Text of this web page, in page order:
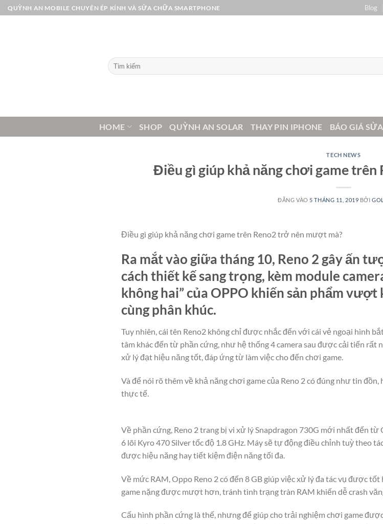
Bỏ
qua
QUỲNH AN MOBILE CHUYÊN ÉP KÍNH VÀ SỬA CHỮA SMARTPHONE Blog
Tìm
kiếm:
HOME SHOP QUỲNH AN SOLAR THAY PIN IPHONE BÁO GIÁ
TECH NEWS
Điều gì giúp khả năng chơi game
ĐĂNG VÀO 5 THÁNG 11, 2019 BỞI
Điều gì giúp khả năng chơi game trên Reno2 trở nên mượt mà?
Ra mắt vào giữa tháng 10, Reno 2 gây ấn
cách thiết kế sang trọng, kèm module
không hai” của OPPO khiến sản phẩm
cùng phân khúc.
Tuy nhiên, cái tên Reno2 không chỉ được nhắc đến với cái vẻ ngoại hình
tâm khác đến từ phần cứng, như hệ thống 4 camera sau được cải tiến
xử lý đạt hiệu năng tốt, đáp ứng từ làm việc cho đến chơi game.
Và để nói rõ thêm về khả năng chơi game của Reno 2 có đúng như tin
thực tế.
Về phần cứng, Reno 2 trang bị vi xử lý Snapdragon 730G mới nhất đến từ
6 lõi Kyro 470 Silver tốc độ 1.8 GHz. Máy sẽ tự động điều chỉnh tuỳ theo
được hiệu năng hay tiết kiệm điện năng tối đa.
Về mức RAM, Oppo Reno 2 có đến 8 GB giúp việc xử lý đa tác vụ được
game nặng được mượt hơn, tránh tình trạng tràn RAM khiến dễ crash
Cấu hình phần cứng là thế, nhưng để giúp cho trải nghiệm chơi game